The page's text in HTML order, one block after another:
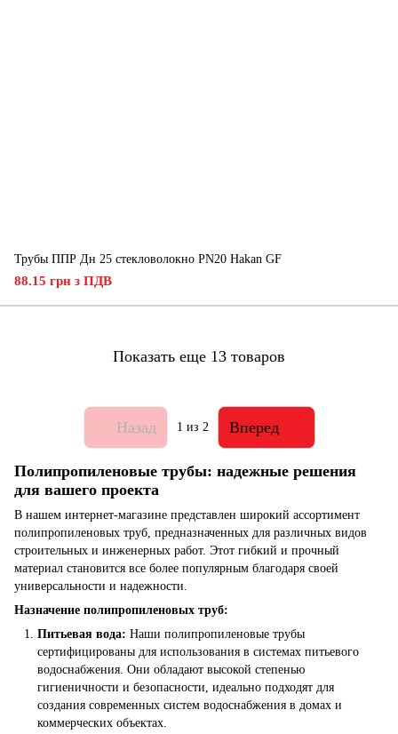
Трубы ППР Дн 25 стекловолокно PN20 Hakan GF
88.15 грн з ПДВ
Показать еще 13 товаров
Назад 1 из 2 Вперед
Полипропиленовые трубы: надежные решения
для вашего проекта
В нашем интернет-магазине представлен широкий ассортимент
полипропиленовых труб, предназначенных для различных видов
строительных и инженерных работ. Этот гибкий и прочный
материал становится все более популярным благодаря своей
универсальности и надежности.
Назначение полипропиленовых труб:
Питьевая вода: Наши полипропиленовые трубы
сертифицированы для использования в системах питьевого
водоснабжения. Они обладают высокой степенью
гигиеничности и безопасности, идеально подходят для
создания современных систем водоснабжения в домах и
коммерческих объектах.